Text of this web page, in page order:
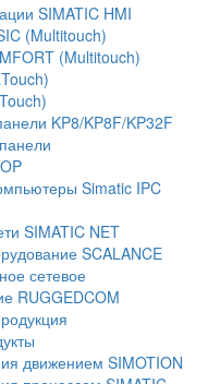
SIMATIC HMI
(Multitouch)
(Multitouch)
KP8/KP8F/KP32F
Simatic IPC
SIMATIC NET
SCALANCE
сетевое
RUGGEDCOM
движением SIMOTION